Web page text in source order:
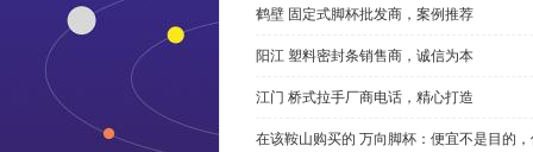
鹤壁 固定式脚杯批发商，案例推荐
阳江 塑料密封条销售商，诚信为本
江门 桥式拉手厂商电话，精心打造
在该鞍山购买的 万向脚杯：便宜不是目的